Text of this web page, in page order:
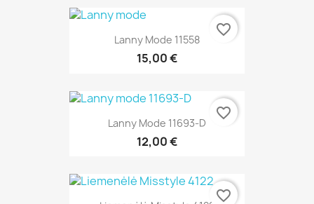
Lanny Mode 11558
15,00 €
favorite_border
Lanny Mode 11693-D
12,00 €
favorite_border
favorite_border